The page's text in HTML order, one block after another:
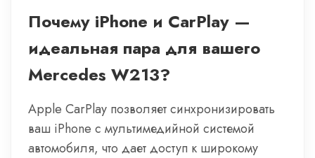
Почему iPhone и CarPlay —
идеальная пара для вашего
Mercedes W213?
Apple CarPlay позволяет синхронизировать
ваш iPhone с мультимедийной системой
автомобиля, что дает доступ к широкому